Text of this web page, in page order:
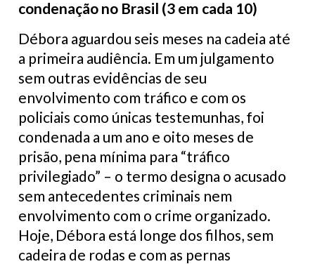
condenação no Brasil (3 em cada 10)
Débora aguardou seis meses na cadeia até
a primeira audiência. Em um julgamento
sem outras evidências de seu
envolvimento com tráfico e com os
policiais como únicas testemunhas, foi
condenada a um ano e oito meses de
prisão, pena mínima para “tráfico
privilegiado” – o termo designa o acusado
sem antecedentes criminais nem
envolvimento com o crime organizado.
Hoje, Débora está longe dos filhos, sem
cadeira de rodas e com as pernas